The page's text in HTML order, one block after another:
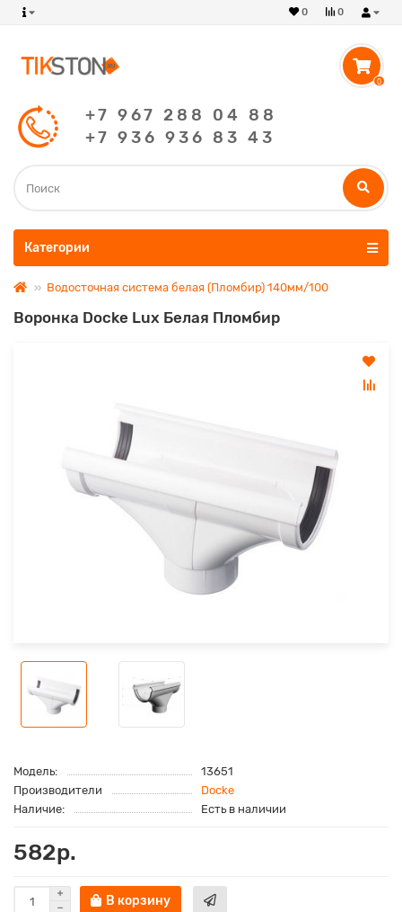
0
0
0
+7 967 288 04 88
+7 936 936 83 43
Категории
Водосточная система белая (Пломбир) 140мм/100
Воронка Docke Lux Белая Пломбир
Модель:
13651
Производители
Docke
Наличие:
Есть в наличии
582р.
В корзину